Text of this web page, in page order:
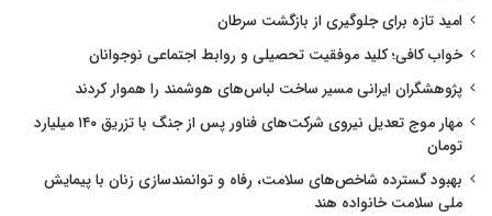
امید تازه برای جلوگیری از بازگشت سرطان
خواب کافی؛ کلید موفقیت تحصیلی و روابط اجتماعی نوجوانان
پژوهشگران ایرانی مسیر ساخت لباس‌های هوشمند را هموار کردند
مهار موج تعدیل نیروی شرکت‌های فناور پس از جنگ با تزریق ۱۴۰ میلیارد
تومان
بهبود گسترده شاخص‌های سلامت، رفاه و توانمندسازی زنان با پیمایش
ملی سلامت خانواده هند